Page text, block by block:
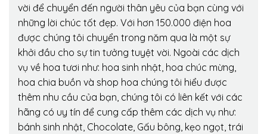
vời để chuyển đến người thân yêu của bạn cùng với
những lời chúc tốt đẹp. Với hơn 150.000 điện hoa
được chúng tôi chuyển trong năm qua là một sự
khởi đầu cho sự tin tưởng tuyệt vời. Ngoài các dịch
vụ về hoa tươi như: hoa sinh nhật, hoa chúc mừng,
hoa chia buồn và shop hoa chúng tôi hiểu được
thêm nhu cầu của bạn, chúng tôi có liên kết với các
hãng có uy tín để cung cấp thêm các dịch vụ như:
bánh sinh nhật, Chocolate, Gấu bông, kẹo ngọt, trái